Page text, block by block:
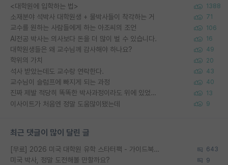
<대학원에 입학하는 법> 1388
소재분야 석박사 대학원생 + 물박사들이 착각하는 거 71
교수를 원하는 사람들에게 하는 아조씨의 조언 106
AI전공 박사는 의사보다 돈을 더 많이 벌 수 있습니다. 16
대학원생들은 왜 교수님께 감사해야 하나요? 49
학위의 가치 20
석사 받았는데도 교수랑 연락한다. 43
교수님이 슬럼프에 빠지게 되는 과정 40
진짜 제발 적당히 똑똑한 박사과정이라도 위에 있었으면.. 13
이사이트가 처음엔 정말 도움많이됐는데 9
최근 댓글이 많이 달린 글
[무료] 2026 미국 대학원 유학 스타터팩 - 가이드북 & 합격자 컨택메일 템플릿 643
미국 박사, 정말 도전해볼 만할까요? 9